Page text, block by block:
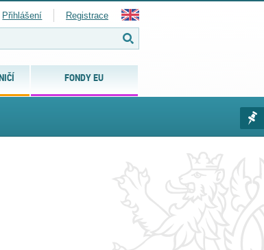
FONDY EU
Přihlášení Registrace